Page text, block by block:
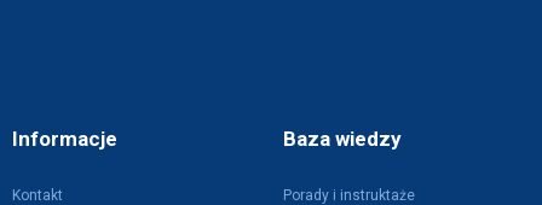
Informacje
Kontakt
Baza wiedzy
Porady i instruktaże